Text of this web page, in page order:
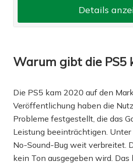
Details
Warum gibt die PS5
Die PS5 kam 2020 auf den
Veröffentlichung haben die
Probleme festgestellt, die das
Leistung beeinträchtigen.
No-Sound-Bug weit verbreitet.
kein Ton ausgegeben wird. Das